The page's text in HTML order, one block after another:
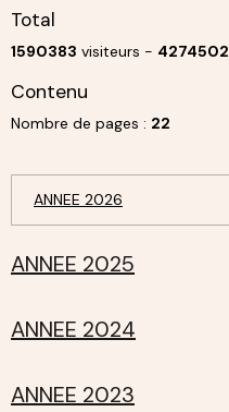
Total
1590383 visiteurs - 4274502
Contenu
Nombre de pages : 22
ANNEE 2026
ANNEE 2025
ANNEE 2024
ANNEE 2023